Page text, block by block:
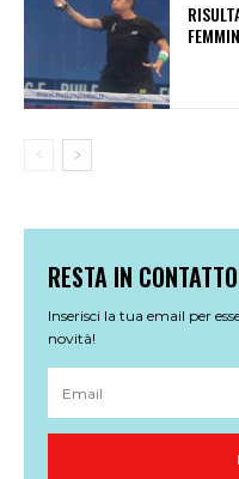
RESTA IN CONTATTO
Inserisci la tua email per
novità!